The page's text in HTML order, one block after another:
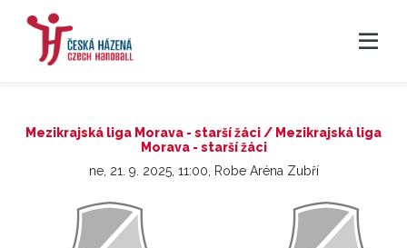
Mezikrajská liga Morava - starší žáci / Mezikrajská liga
Morava - starší žáci
ne, 21. 9. 2025, 11:00, Robe Aréna Zubří